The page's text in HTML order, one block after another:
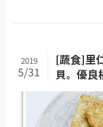
[蔬食]里
貝。優良
2019
5/31